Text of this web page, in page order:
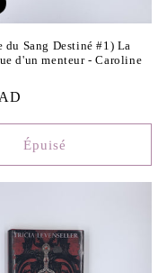
Sang Destiné #1) La
d'un menteur - Caroline
Épuisé